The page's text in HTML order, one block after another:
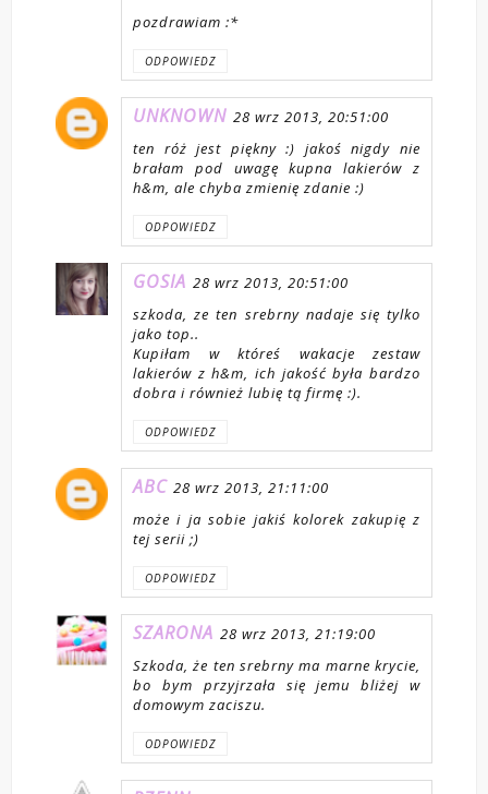
pozdrawiam :*
ODPOWIEDZ
UNKNOWN 28 wrz 2013, 20:51:00
ten róż jest piękny :) jakoś nigdy nie
brałam pod uwagę kupna lakierów z
h&m, ale chyba zmienię zdanie :)
ODPOWIEDZ
GOSIA 28 wrz 2013, 20:51:00
szkoda, ze ten srebrny nadaje się tylko
jako top..
Kupiłam w któreś wakacje zestaw
lakierów z h&m, ich jakość była bardzo
dobra i również lubię tą firmę :).
ODPOWIEDZ
ABC 28 wrz 2013, 21:11:00
może i ja sobie jakiś kolorek zakupię z
tej serii ;)
ODPOWIEDZ
SZARONA 28 wrz 2013, 21:19:00
Szkoda, że ten srebrny ma marne krycie,
bo bym przyjrzała się jemu bliżej w
domowym zaciszu.
ODPOWIEDZ